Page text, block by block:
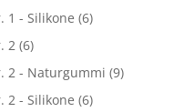
1 - Silikone (6)
2 (6)
2 - Naturgummi (9)
2 - Silikone (6)